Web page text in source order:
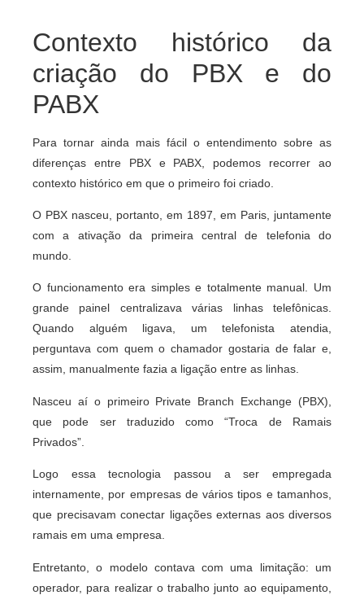
Contexto histórico da
criação do PBX e do
PABX
Para tornar ainda mais fácil o entendimento sobre as
diferenças entre PBX e PABX, podemos recorrer ao
contexto histórico em que o primeiro foi criado.
O PBX nasceu, portanto, em 1897, em Paris, juntamente
com a ativação da primeira central de telefonia do
mundo.
O funcionamento era simples e totalmente manual. Um
grande painel centralizava várias linhas telefônicas.
Quando alguém ligava, um telefonista atendia,
perguntava com quem o chamador gostaria de falar e,
assim, manualmente fazia a ligação entre as linhas.
Nasceu aí o primeiro Private Branch Exchange (PBX),
que pode ser traduzido como “Troca de Ramais
Privados”.
Logo essa tecnologia passou a ser empregada
internamente, por empresas de vários tipos e tamanhos,
que precisavam conectar ligações externas aos diversos
ramais em uma empresa.
Entretanto, o modelo contava com uma limitação: um
operador, para realizar o trabalho junto ao equipamento,